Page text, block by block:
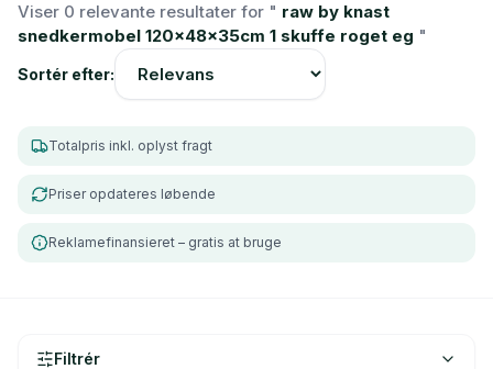
Viser 0 relevante resultater for " raw by knast
snedkermobel 120x48x35cm 1 skuffe roget eg "
Sortér efter:
Totalpris inkl. oplyst fragt
Priser opdateres løbende
Reklamefinansieret – gratis at bruge
Filtrér